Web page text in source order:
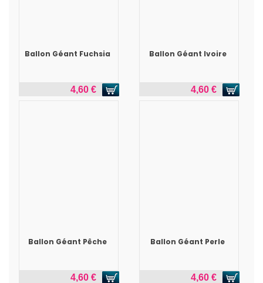
Ballon Géant Fuchsia
4,60 €
Ballon Géant Ivoire
4,60 €
Ballon Géant Pêche
4,60 €
Ballon Géant Perle
4,60 €